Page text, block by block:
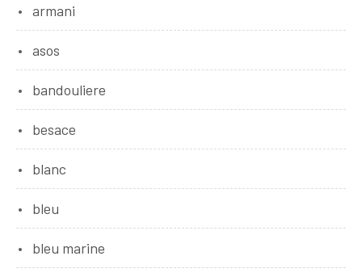
armani
asos
bandouliere
besace
blanc
bleu
bleu marine